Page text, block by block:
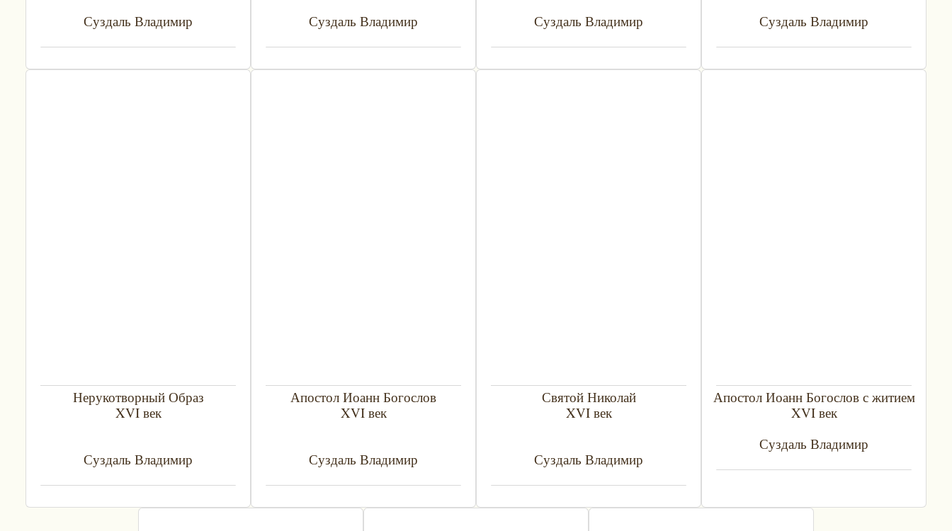
Суздаль Владимир
Суздаль Владимир
Суздаль Владимир Суздаль Владимир
Нерукотворный Образ
XVI век
Суздаль Владимир
Апостол Иоанн Богослов
XVI век
Суздаль Владимир
Святой Николай
XVI век
Суздаль Владимир
Апостол Иоанн Богослов с житием
XVI век
Суздаль Владимир